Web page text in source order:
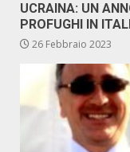
UCRAINA: UN
PROFUGHI IN
26 Febbraio 2023